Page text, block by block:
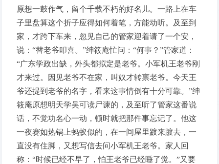
原想一鼓作气，留个千载不朽的好名儿。一路上在车
子里盘算这个折子应得如何着笔，方能动听。及至到
家，才跨下车来，忽见自己的管家迎着请了一个安，
说：“替老爷叩喜。”绅筱庵忙问：“何事？”管家道：
“广东学政出缺，外头都拟定是老爷。小军机王老爷刚
才来过。因见老爷不在家，叫奴才转禀老爷。今天王
爷还提到老爷的名字，看来这事情倒有十分可靠。”绅
筱庵原想明天学吴可读尸谏的，及至听了管家这番说
话，不觉功名心一动，顿时就把那件事忘记了。他这
一夜赛如热锅上蚂蚁似的，在一间屋里踱来踱去，一
直没有住脚，又想写信去问小军机王老爷。家人回
称：“时候已经不早了，怕王老爷已经睡了觉。”又要